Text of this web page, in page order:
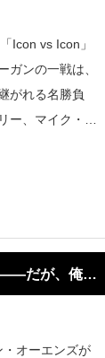
Icon vs Icon」
ンの一戦は、
がれる名勝負
ー、マイク・キ
――だが、俺は
オーエンズが